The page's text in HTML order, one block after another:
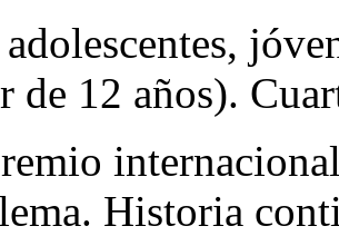
de 12 años).
Historia